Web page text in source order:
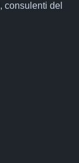
consulenti del